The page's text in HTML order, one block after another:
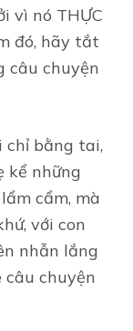
vì nó THỰC
đó, hãy tắt
câu chuyện
chỉ bằng tai,
kể những
cẩm, mà
với con
nhẫn lắng
chuyện